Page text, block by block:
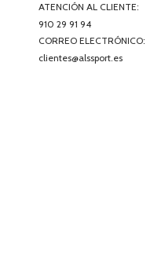
ATENCIÓN AL CLIENTE:
910 29 91 94
CORREO ELECTRÓNICO:
clientes@alssport.es